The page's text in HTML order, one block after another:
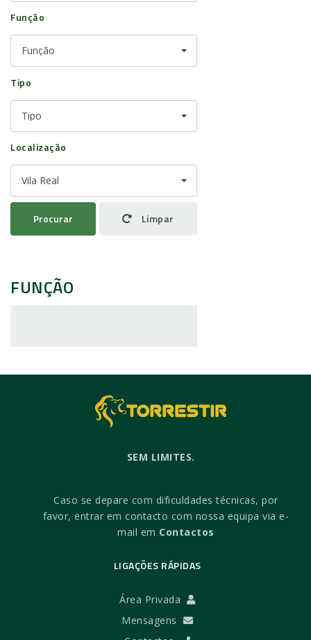
Função
Função
Tipo
Tipo
Localização
Vila Real
Procurar Limpar
FUNÇÃO
SEM LIMITES.
Caso se depare com dificuldades técnicas, por
favor, entrar em contacto com nossa equipa via e-
mail em Contactos
LIGAÇÕES RÁPIDAS
Área Privada
Mensagens